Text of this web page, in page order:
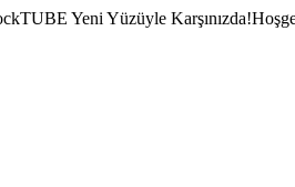
Yeni Yüzüyle Karşınızda!